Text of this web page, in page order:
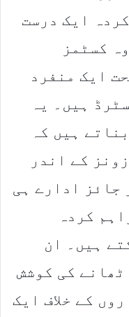
ایک درست
کسٹمز
ایک منفرد
ہیں۔ یہ
ہیں کہ
کے اندر
جائز ادارے ہی
کردہ
ہیں۔ ان
کی کوشش
کے خلاف ایک